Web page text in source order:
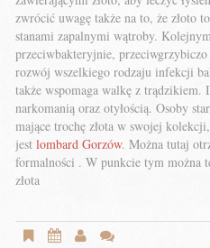
zwrócić uwagę także na to, że złoto
stanami zapalnymi wątroby.
przeciwbakteryjnie,
rozwój wszelkiego rodzaju infekcji
także wspomaga walkę z
narkomanią oraz otyłością. Osoby
mające trochę złota w swojej
jest lombard Gorzów. Można tutaj
formalności . W punkcie tym można
złota